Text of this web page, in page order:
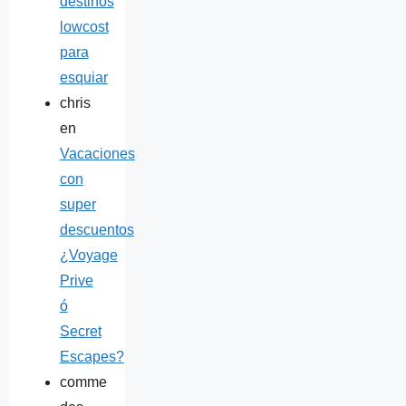
lowcost
para
esquiar
chris
en
Vacaciones
con
super
descuentos
¿Voyage
Prive
ó
Secret
Escapes?
comme